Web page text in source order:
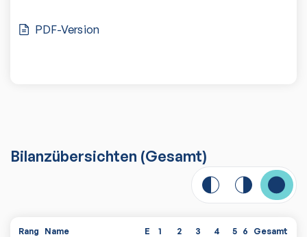
PDF-Version
Bilanzübersichten (Gesamt)
Rang Name E 1 2 3 4 5 6 Gesamt